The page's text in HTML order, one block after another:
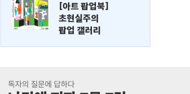
[아트 팝업북]
초현실주의
팝업 갤러리